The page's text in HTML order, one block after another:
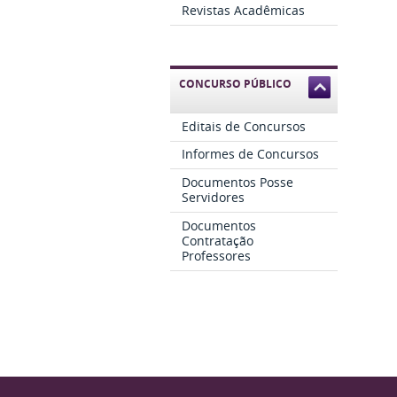
Revistas Acadêmicas
CONCURSO PÚBLICO
Editais de Concursos
Informes de Concursos
Documentos Posse
Servidores
Documentos
Contratação
Professores